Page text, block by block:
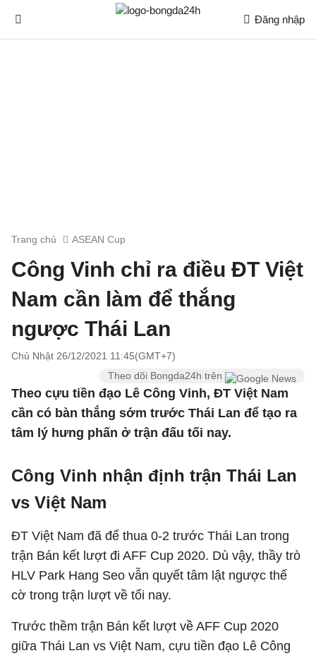
Đăng nhập
Trang chủ ASEAN Cup
Công Vinh chỉ ra điều ĐT Việt
Nam cần làm để thắng
ngược Thái Lan
Chủ Nhật 26/12/2021 11:45(GMT+7)
Theo dõi Bongda24h trên
Theo cựu tiền đạo Lê Công Vinh, ĐT Việt Nam
cần có bàn thắng sớm trước Thái Lan để tạo ra
tâm lý hưng phấn ở trận đấu tối nay.
Công Vinh nhận định trận Thái Lan
vs Việt Nam
ĐT Việt Nam đã để thua 0-2 trước Thái Lan trong
trận Bán kết lượt đi AFF Cup 2020. Dù vậy, thầy trò
HLV Park Hang Seo vẫn quyết tâm lật ngược thế
cờ trong trận lượt về tối nay.
Trước thềm trận Bán kết lượt về AFF Cup 2020
giữa Thái Lan vs Việt Nam, cựu tiền đạo Lê Công